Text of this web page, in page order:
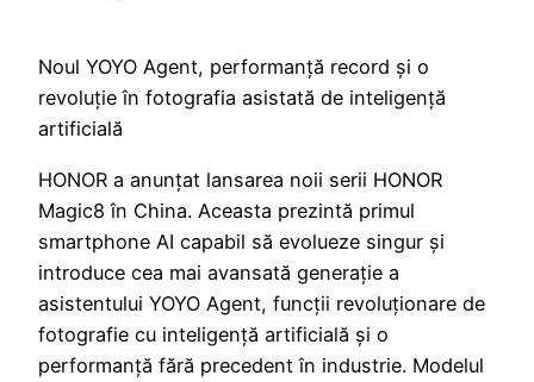
Noul YOYO Agent, performanță record și o
revoluție în fotografia asistată de inteligență
artificială
HONOR a anunțat lansarea noii serii HONOR
Magic8 în China. Aceasta prezintă primul
smartphone AI capabil să evolueze singur și
introduce cea mai avansată generație a
asistentului YOYO Agent, funcții revoluționare de
fotografie cu inteligență artificială și o
performanță fără precedent în industrie. Modelul